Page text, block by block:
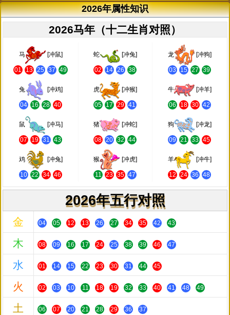
2026年属性知识
2026马年（十二生肖对照）
马 [冲鼠]
01 13 25 37 49
蛇 [冲兔]
02 14 26 38
龙 [冲狗]
03 15 27 39
兔 [冲鸡]
04 16 28 40
虎 [冲猴]
05 17 29 41
牛 [冲羊]
06 18 30 42
鼠 [冲马]
07 19 31 43
猪 [冲蛇]
08 20 32 44
狗 [冲龙]
09 21 33 45
鸡 [冲兔]
10 22 34 46
猴 [冲虎]
11 23 35 47
羊 [冲牛]
12 24 36 48
2026年五行对照
金 04 05 12 13 26 27 34 35 42 43
木 08 09 16 17 24 25 38 39 46 47
水 01 14 15 22 23 30 31 44 45
火 02 03 10 11 18 19 32 33 40 41 48 49
土 06 07 20 21 28 29 36 37